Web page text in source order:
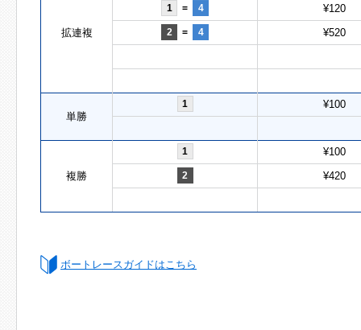
拡連複
1 = 4 ¥120
2 = 4 ¥520
単勝
1 ¥100
複勝
1 ¥100
2 ¥420
ボートレースガイドはこちら